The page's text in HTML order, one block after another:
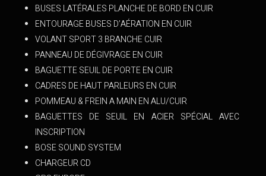
BUSES LATÉRALES PLANCHE DE BORD EN CUIR
ENTOURAGE BUSES D’AÉRATION EN CUIR
VOLANT SPORT 3 BRANCHE CUIR
PANNEAU DE DÉGIVRAGE EN CUIR
BAGUETTE SEUIL DE PORTE EN CUIR
CADRES DE HAUT PARLEURS EN CUIR
POMMEAU & FREIN A MAIN EN ALU/CUIR
BAGUETTES DE SEUIL EN ACIER SPÉCIAL AVEC
INSCRIPTION
BOSE SOUND SYSTEM
CHARGEUR CD